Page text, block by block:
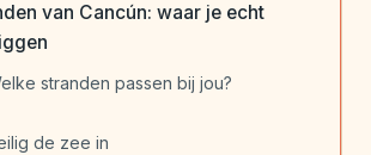
van Cancún: waar je echt
stranden passen bij jou?
de zee in